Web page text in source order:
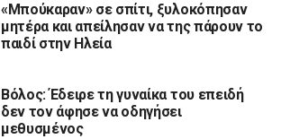
«Μπούκαραν» σε σπίτι, ξυλοκόπησαν
μητέρα και απείλησαν να της πάρουν το
παιδί στην Ηλεία
Βόλος: Έδειρε τη γυναίκα του επειδή
δεν τον άφησε να οδηγήσει
μεθυσμένος